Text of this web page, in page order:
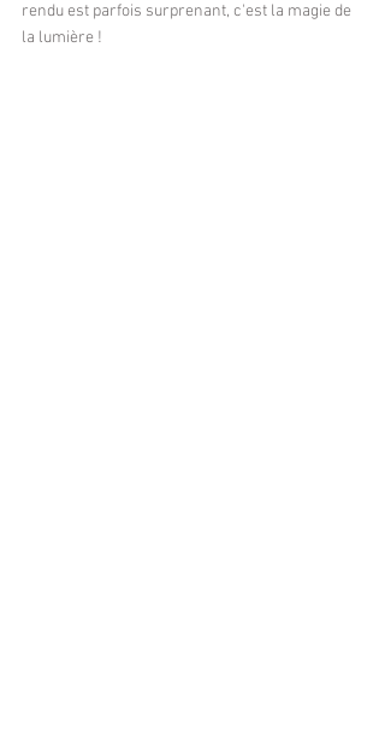
rendu est parfois surprenant, c'est la magie de
la lumière !